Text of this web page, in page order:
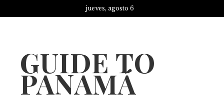
jueves, agosto 6
GUIDE TO
PANAMÁ